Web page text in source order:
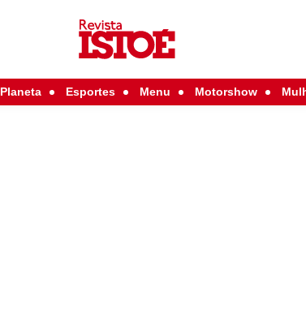
Planeta Esportes Menu Motorshow